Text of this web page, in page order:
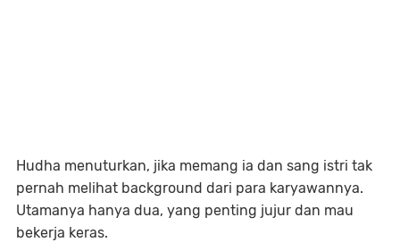
Hudha menuturkan, jika memang ia dan sang istri tak
pernah melihat background dari para karyawannya.
Utamanya hanya dua, yang penting jujur dan mau
bekerja keras.